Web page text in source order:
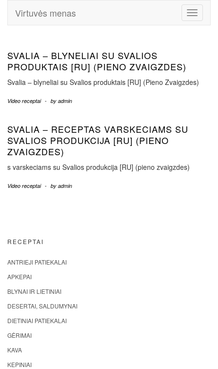
Toggle
Virtuvės menas
SVALIA – BLYNELIAI SU SVALIOS
PRODUKTAIS [RU] (PIENO ZVAIGZDES)
Svalia – blyneliai su Svalios produktais [RU] (Pieno Zvaigzdes)
Video receptai - by admin
SVALIA – RECEPTAS VARSKECIAMS SU
SVALIOS PRODUKCIJA [RU] (PIENO
ZVAIGZDES)
s varskeciams su Svalios produkcija [RU] (pieno zvaigzdes)
Video receptai - by admin
RECEPTAI
ANTRIEJI PATIEKALAI
APKEPAI
BLYNAI IR LIETINIAI
DESERTAI, SALDUMYNAI
DIETINIAI PATIEKALAI
GĖRIMAI
KAVA
KEPINIAI